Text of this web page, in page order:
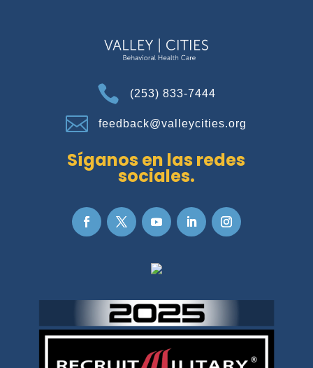
 (253) 833-7444
 feedback@valleycities.org
Síganos en las redes
sociales.